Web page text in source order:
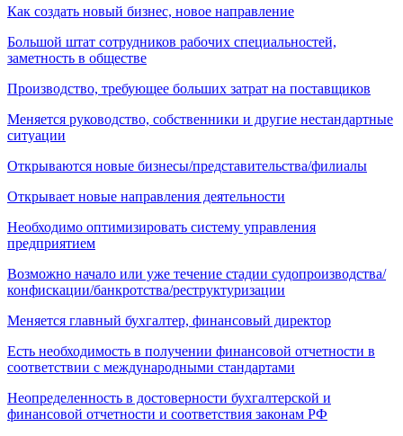
Как создать новый бизнес, новое направление
Большой штат сотрудников рабочих специальностей,
заметность в обществе
Производство, требующее больших затрат на поставщиков
Меняется руководство, собственники и другие нестандартные
ситуации
Открываются новые бизнесы/представительства/филиалы
Открывает новые направления деятельности
Необходимо оптимизировать систему управления
предприятием
Возможно начало или уже течение стадии судопроизводства/
конфискации/банкротства/реструктуризации
Меняется главный бухгалтер, финансовый директор
Есть необходимость в получении финансовой отчетности в
соответствии с международными стандартами
Неопределенность в достоверности бухгалтерской и
финансовой отчетности и соответствия законам РФ